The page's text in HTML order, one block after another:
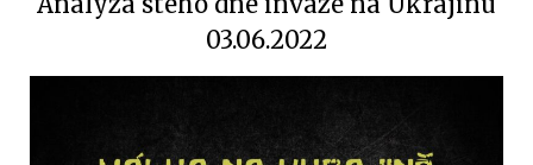
03.06.2022